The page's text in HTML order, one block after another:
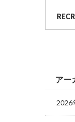
アー
2026